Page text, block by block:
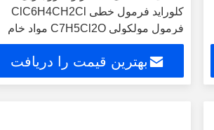
کلوراید فرمول خطی ClC6H4CH2Cl
فرمول مولکولی C7H5Cl2O مواد خام
شیمیایی
بهترین قیمت را دریافت